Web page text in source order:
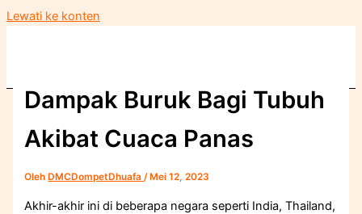
Lewati ke konten
Dampak Buruk Bagi Tubuh
Akibat Cuaca Panas
Oleh DMCDompetDhuafa/ Mei 12, 2023
Akhir-akhir ini di beberapa negara seperti India, Thailand,